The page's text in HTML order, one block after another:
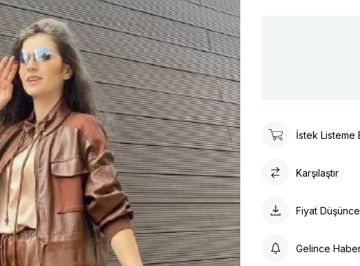
İstek Listeme
Karşılaştır
Fiyat
Gelince